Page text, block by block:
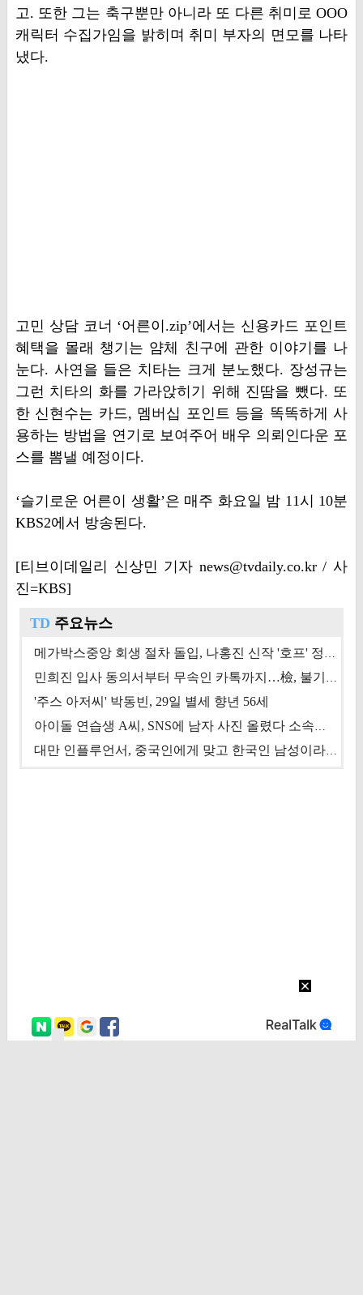
고. 또한 그는 축구뿐만 아니라 또 다른 취미로 OOO
캐릭터 수집가임을 밝히며 취미 부자의 면모를 나타
냈다.
고민 상담 코너 ‘어른이.zip’에서는 신용카드 포인트
혜택을 몰래 챙기는 얌체 친구에 관한 이야기를 나
눈다. 사연을 들은 치타는 크게 분노했다. 장성규는
그런 치타의 화를 가라앉히기 위해 진땀을 뺐다. 또
한 신현수는 카드, 멤버십 포인트 등을 똑똑하게 사
용하는 방법을 연기로 보여주어 배우 의뢰인다운 포
스를 뽐낼 예정이다.
‘슬기로운 어른이 생활’은 매주 화요일 밤 11시 10분
KBS2에서 방송된다.
[티브이데일리 신상민 기자 news@tvdaily.co.kr / 사
진=KBS]
TD 주요뉴스
메가박스중앙 회생 절차 돌입, 나홍진 신작 '호프' 정상 개봉에 쏠린 시선 [상반기 결산 기획]
민희진 입사 동의서부터 무속인 카톡까지…檢, 불기소 처분 근거들 [이슈&톡]
'주스 아저씨' 박동빈, 29일 별세 향년 56세
아이돌 연습생 A씨, SNS에 남자 사진 올렸다 소속사 퇴출
대만 인플루언서, 중국인에게 맞고 한국인 남성이라 진술 '후폭풍'